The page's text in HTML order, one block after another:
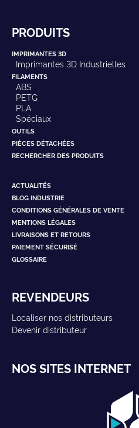
PRODUITS
IMPRIMANTES 3D
Imprimantes 3D Industrielles
FILAMENTS
ABS
PETG
PLA
Spéciaux
OUTILS
PIÈCES DÉTACHÉES
RECHERCHER DES PRODUITS
ACTUALITÉS
BLOG INDUSTRIE
CONDITIONS GÉNÉRALES DE VENTE
MENTIONS LÉGALES
LIVRAISONS ET RETOURS
PAIEMENT SÉCURISÉ
GLOSSAIRE
REVENDEURS
Localiser nos distributeurs
Devenir distributeur
NOS SITES INTERNET